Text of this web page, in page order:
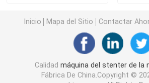
Relaje una máquina más seca
Inicio Mapa del Sitio Contactar
Calidad máquina del stenter de la
Fábrica De China.Copyright ©